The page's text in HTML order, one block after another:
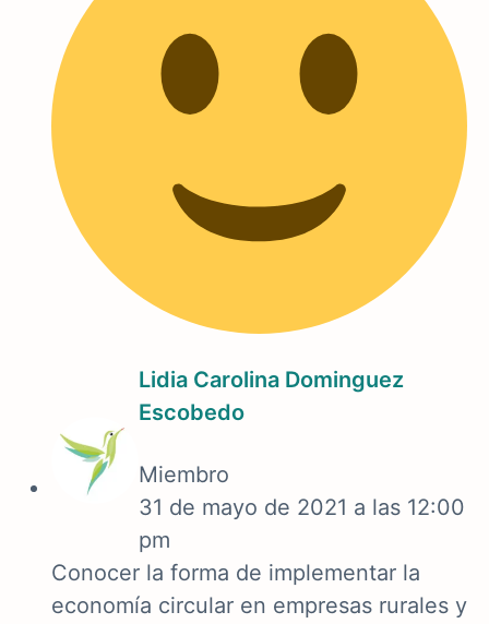
Lidia Carolina Dominguez
Escobedo
Miembro
31 de mayo de 2021 a las 12:00
pm
Conocer la forma de implementar la
economía circular en empresas rurales y